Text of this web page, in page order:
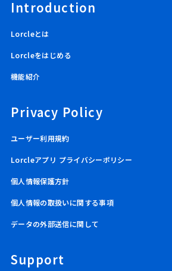
Introduction
Lorcleとは
Lorcleをはじめる
機能紹介
Privacy Policy
ユーザー利用規約
Lorcleアプリ プライバシーポリシー
個人情報保護方針
個人情報の取扱いに関する事項
データの外部送信に関して
Support